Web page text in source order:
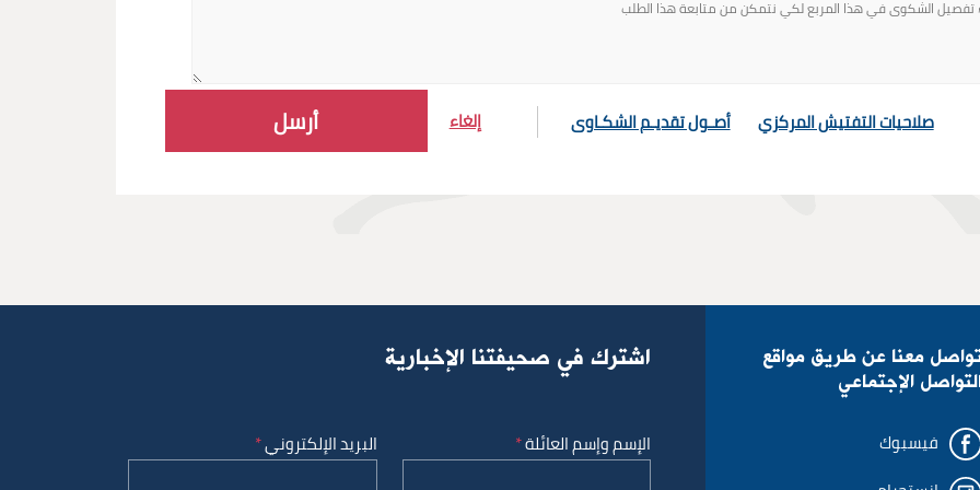
إلغاء أصـول تقديـم الشكـاوى صلاحيات التفتيش المركزي
معنا عن طريق مواقع
الإجتماعي
فيسبوك
اشترك في صحيفتنا الإخبارية
الإسم وإسم العائلة البريد الإلكتروني